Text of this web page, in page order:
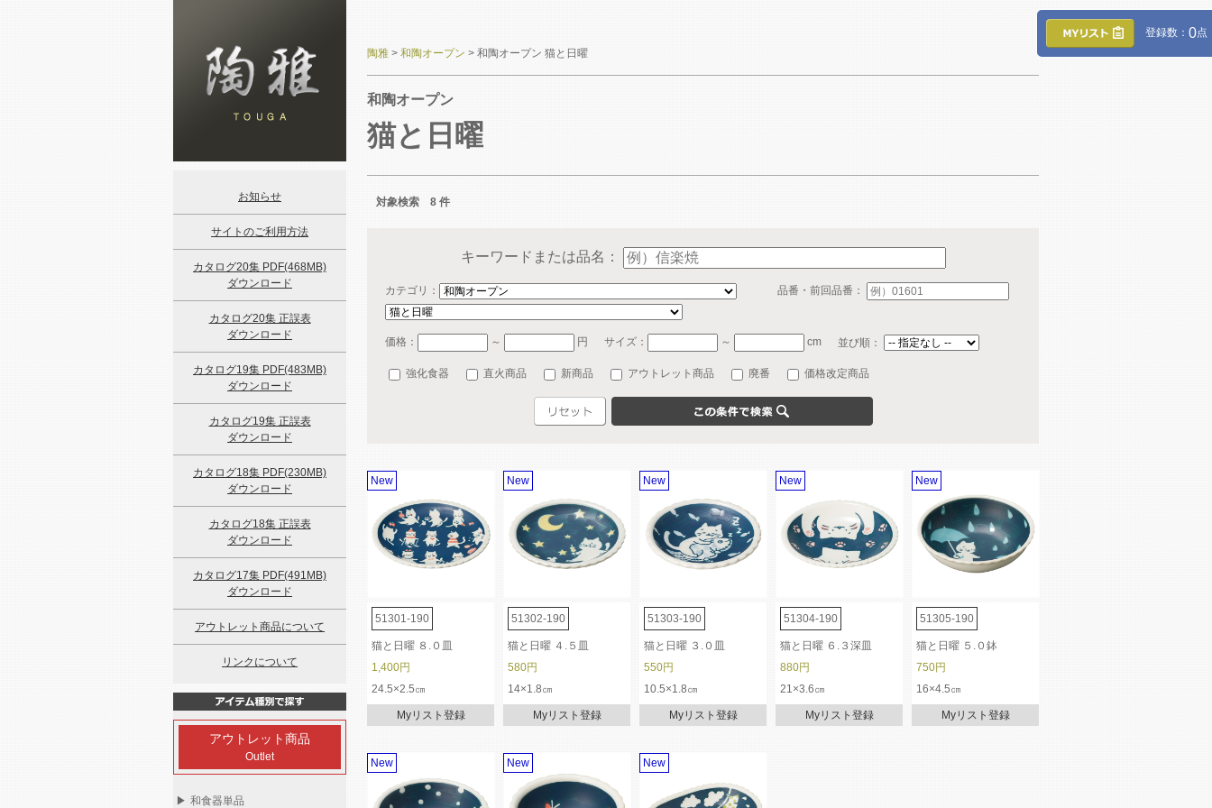
登録数： 0点
お知らせ
サイトのご利用方法
カタログ20集 PDF(468MB)
ダウンロード
カタログ20集 正誤表
ダウンロード
カタログ19集 PDF(483MB)
ダウンロード
カタログ19集 正誤表
ダウンロード
カタログ18集 PDF(230MB)
ダウンロード
カタログ18集 正誤表
ダウンロード
カタログ17集 PDF(491MB)
ダウンロード
アウトレット商品について
リンクについて
アウトレット商品
Outlet
▶ 和食器単品
陶雅 > 和陶オープン > 和陶オープン 猫と日曜
和陶オープン
猫と日曜
対象検索 8 件
キーワードまたは品名：
カテゴリ： 品番・前回品番：
価格： ～ 円 サイズ： ～ cm 並び順：
強化食器 直火商品 新商品 アウトレット商品 廃番 価格改定商品
New New New New New
51301-190 51302-190 51303-190 51304-190 51305-190
猫と日曜 ８.０皿 猫と日曜 ４.５皿 猫と日曜 ３.０皿 猫と日曜 ６.３深皿
猫と日曜 ５.０鉢
1,400円
580円 550円 880円
750円
24.5×2.5㎝
14×1.8㎝ 10.5×1.8㎝ 21×3.6㎝ 16×4.5㎝
Myリスト登録 Myリスト登録 Myリスト登録 Myリスト登録 Myリスト登録
New New New